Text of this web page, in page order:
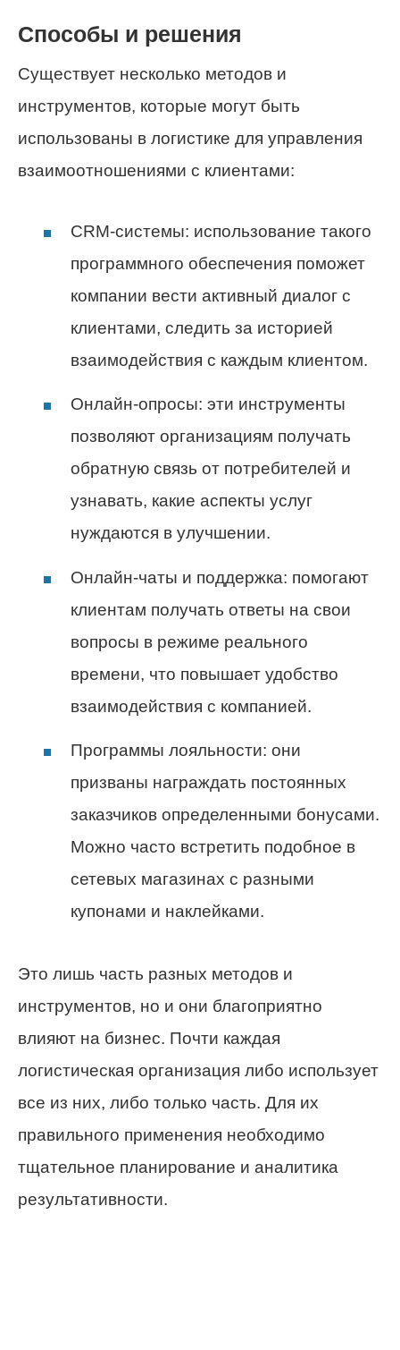
Способы и решения
Существует несколько методов и
инструментов, которые могут быть
использованы в логистике для управления
взаимоотношениями с клиентами:
CRM-системы: использование такого
программного обеспечения поможет
компании вести активный диалог с
клиентами, следить за историей
взаимодействия с каждым клиентом.
Онлайн-опросы: эти инструменты
позволяют организациям получать
обратную связь от потребителей и
узнавать, какие аспекты услуг
нуждаются в улучшении.
Онлайн-чаты и поддержка: помогают
клиентам получать ответы на свои
вопросы в режиме реального
времени, что повышает удобство
взаимодействия с компанией.
Программы лояльности: они
призваны награждать постоянных
заказчиков определенными бонусами.
Можно часто встретить подобное в
сетевых магазинах с разными
купонами и наклейками.
Это лишь часть разных методов и
инструментов, но и они благоприятно
влияют на бизнес. Почти каждая
логистическая организация либо использует
все из них, либо только часть. Для их
правильного применения необходимо
тщательное планирование и аналитика
результативности.